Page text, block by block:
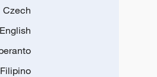
Czech
English
Filipino